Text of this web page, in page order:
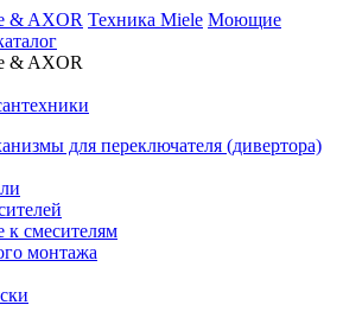
& AXOR Техника Miele Моющие
& AXOR
для переключателя (дивертора)
смесителям
монтажа